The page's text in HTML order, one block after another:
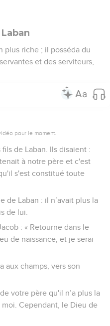
plus riche ; il posséda du
et des serviteurs,
pour le moment.
de Laban. Ils disaient :
à notre père et c'est
s'est constitué toute
de Laban : il n’avait plus la
de lui.
: « Retourne dans le
de naissance, et je serai
aux champs, vers son
votre père qu'il n’a plus la
Cependant, le Dieu de